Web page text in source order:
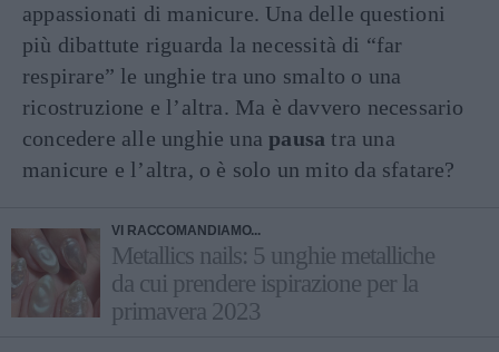
appassionati di manicure. Una delle questioni
più dibattute riguarda la necessità di “far
respirare” le unghie tra uno smalto o una
ricostruzione e l’altra. Ma è davvero necessario
concedere alle unghie unapausa tra una
manicure e l’altra, o è solo un mito da sfatare?
VI RACCOMANDIAMO...
Metallics nails: 5 unghie metalliche
da cui prendere ispirazione per la
primavera 2023